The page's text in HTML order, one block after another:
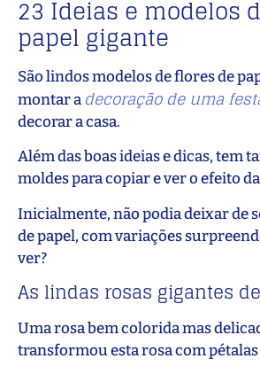
23 Ideias e modelos
papel gigante
São lindos modelos de flores de
montar a decoração de uma
decorar a casa.
Além das boas ideias e dicas, tem
moldes para copiar e ver o efeito
Inicialmente, não podia deixar de
de papel, com variações
ver?
As lindas rosas gigantes
Uma rosa bem colorida mas
transformou esta rosa com